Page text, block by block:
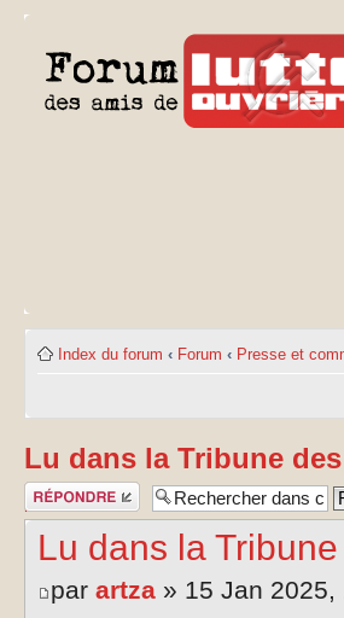
Index du forum ‹ Forum ‹ Presse et
Lu dans la Tribune
Publier une
réponse
Lu dans la
par artza » 15 Jan 2025,